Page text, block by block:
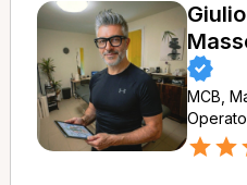
MCB,